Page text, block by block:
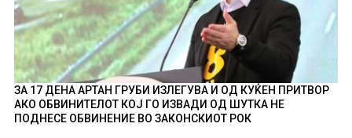
ЗА 17 ДЕНА АРТАН ГРУБИ ИЗЛЕГУВА И ОД КУЌЕН ПРИТВОР
АКО ОБВИНИТЕЛОТ КОЈ ГО ИЗВАДИ ОД ШУТКА НЕ
ПОДНЕСЕ ОБВИНЕНИЕ ВО ЗАКОНСКИОТ РОК